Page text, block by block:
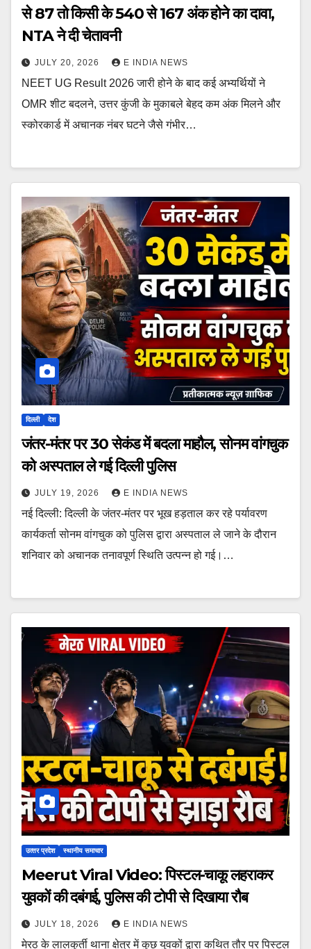
से 87 तो किसी के 540 से 167 अंक होने का दावा,
NTA ने दी चेतावनी
JULY 20, 2026 E INDIA NEWS
NEET UG Result 2026 जारी होने के बाद कई अभ्यर्थियों ने
OMR शीट बदलने, उत्तर कुंजी के मुकाबले बेहद कम अंक मिलने और
स्कोरकार्ड में अचानक नंबर घटने जैसे गंभीर…
दिल्ली देश
जंतर-मंतर पर 30 सेकंड में बदला माहौल, सोनम वांगचुक
को अस्पताल ले गई दिल्ली पुलिस
JULY 19, 2026 E INDIA NEWS
नई दिल्ली: दिल्ली के जंतर-मंतर पर भूख हड़ताल कर रहे पर्यावरण
कार्यकर्ता सोनम वांगचुक को पुलिस द्वारा अस्पताल ले जाने के दौरान
शनिवार को अचानक तनावपूर्ण स्थिति उत्पन्न हो गई।…
उत्‍तर प्रदेश स्थानीय समाचार
Meerut Viral Video: पिस्टल-चाकू लहराकर
युवकों की दबंगई, पुलिस की टोपी से दिखाया रौब
JULY 18, 2026 E INDIA NEWS
मेरठ के लालकुर्ती थाना क्षेत्र में कुछ युवकों द्वारा कथित तौर पर पिस्टल